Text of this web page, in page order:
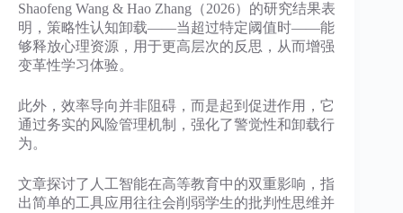
Shaofeng Wang & Hao Zhang（2026）的研究结果表
明，策略性认知卸载——当超过特定阈值时——能
够释放心理资源，用于更高层次的反思，从而增强
变革性学习体验。
此外，效率导向并非阻碍，而是起到促进作用，它
通过务实的风险管理机制，强化了警觉性和卸载行
为。
文章探讨了人工智能在高等教育中的双重影响，指
出简单的工具应用往往会削弱学生的批判性思维并